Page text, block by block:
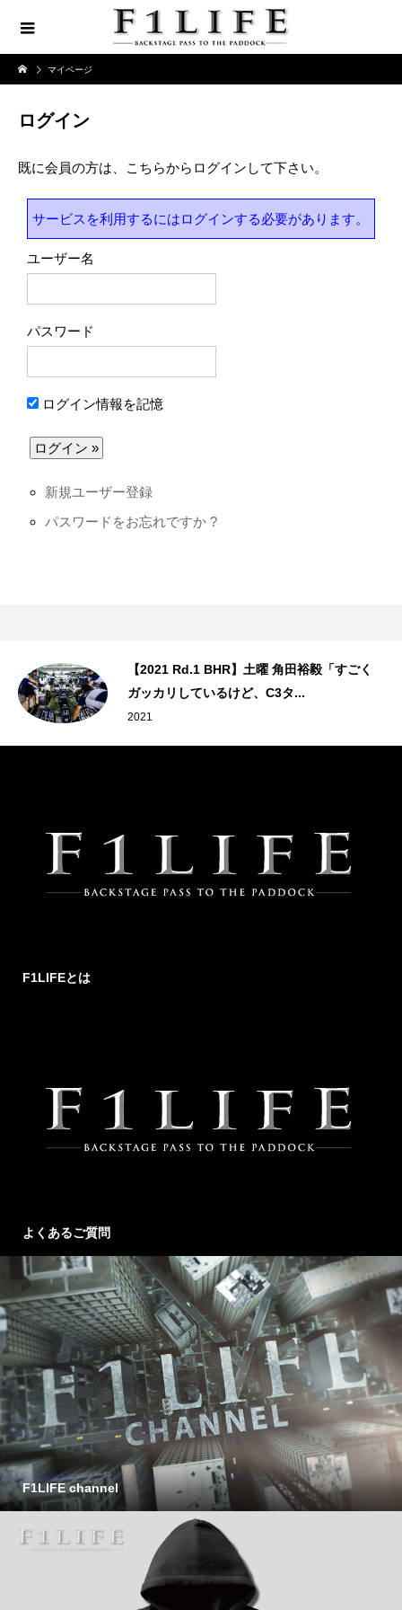
マイページ
ログイン
既に会員の方は、こちらからログインして下さい。
サービスを利用するにはログインする必要があります。
ユーザー名
パスワード
ログイン情報を記憶
新規ユーザー登録
パスワードをお忘れですか ?
2021 Rd.1 BHR】土曜 角田裕毅「すごく
ッカリしているけど、C3タ...
【現地
F1LIFEとは
よくあるご質問
F1LIFE channel